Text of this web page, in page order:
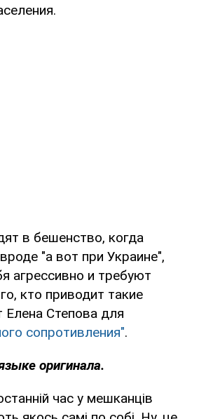
в бешенство, когда
"а вот при Украине",
агрессивно и требуют
кто приводит такие
Степова для
сопротивления".
оригинала.
час у мешканців